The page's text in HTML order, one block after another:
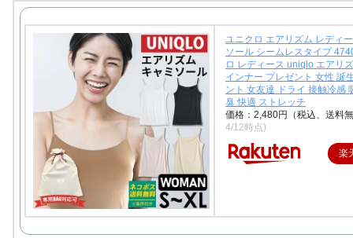
ユニクロ エアリズム レディ
ソール シームレスタイプ
ロ レディース uniqlo エアリ
インナー プレゼント 女性 誕
ント 女友達 ドライ 接触冷感
臭 快適 ストレッチ
価格：2,480円（税込、送料
4/12時点)
楽